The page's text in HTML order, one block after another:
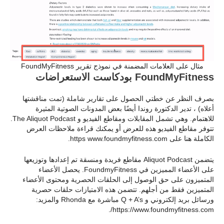
مثال على العلامات المضمنة في نموذج تقرير FoundMyFitness
FoundMyFitness بودكاست الاستعراضات
بصرف النظر عن خطتي الحصول على تقارير شاملة (تمت مناقشتها
أعلاه) ، تدير الدكتورة روندا أيضًا بعض المدونات الصوتية المثيرة
تتوفر مقاطع الفيديو هذه للعرض أو يمكنك قراءة ملاحظات العرض
الكاملة هنا على https www.foundmyfitness.com.
يتضمن Aliquot Podcast مقاطع فريدة ومنسقة تم إعدادها وتوزيعها
على الأعضاء المميزين في FoundmyFitness. يحصل الأعضاء
المتميزون على حق الوصول إلى الحلقات الحصرية ومحتوى الأعضاء
المتميزين فقط من أجلهم. تتضمن هذه الامتيازات حلقات حصرية
ورسائل بريد إلكتروني و Q + A’s مباشرة مع Rhonda والمزيد:
https://www.foundmyfitness.com/.